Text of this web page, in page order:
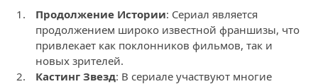
Продолжение Истории: Сериал является
продолжением широко известной франшизы, что
привлекает как поклонников фильмов, так и
новых зрителей.
Кастинг Звезд: В сериале участвуют многие